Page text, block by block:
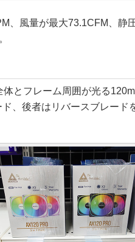
、風量が最大73.1CFM、静
とフレーム周囲が光る
、後者はリバースブレード